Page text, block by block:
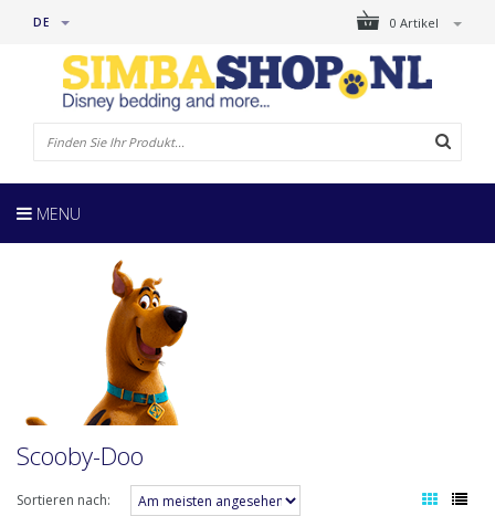
0 Artikel
DE
MENU
Scooby-Doo
Sortieren nach: